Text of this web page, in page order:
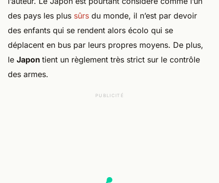
des pays les plus sûrs du monde, il n’est par devoir
des enfants qui se rendent alors écolo qui se
déplacent en bus par leurs propres moyens. De plus,
le Japon tient un règlement très strict sur le contrôle
des armes.
PUBLICITÉ